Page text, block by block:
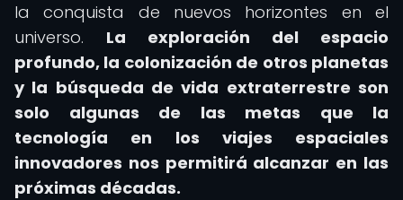
la conquista de nuevos horizontes en el
universo. La exploración del espacio
profundo, la colonización de otros planetas
y la búsqueda de vida extraterrestre son
solo algunas de las metas que la
tecnología en los viajes espaciales
innovadores nos permitirá alcanzar en las
próximas décadas.